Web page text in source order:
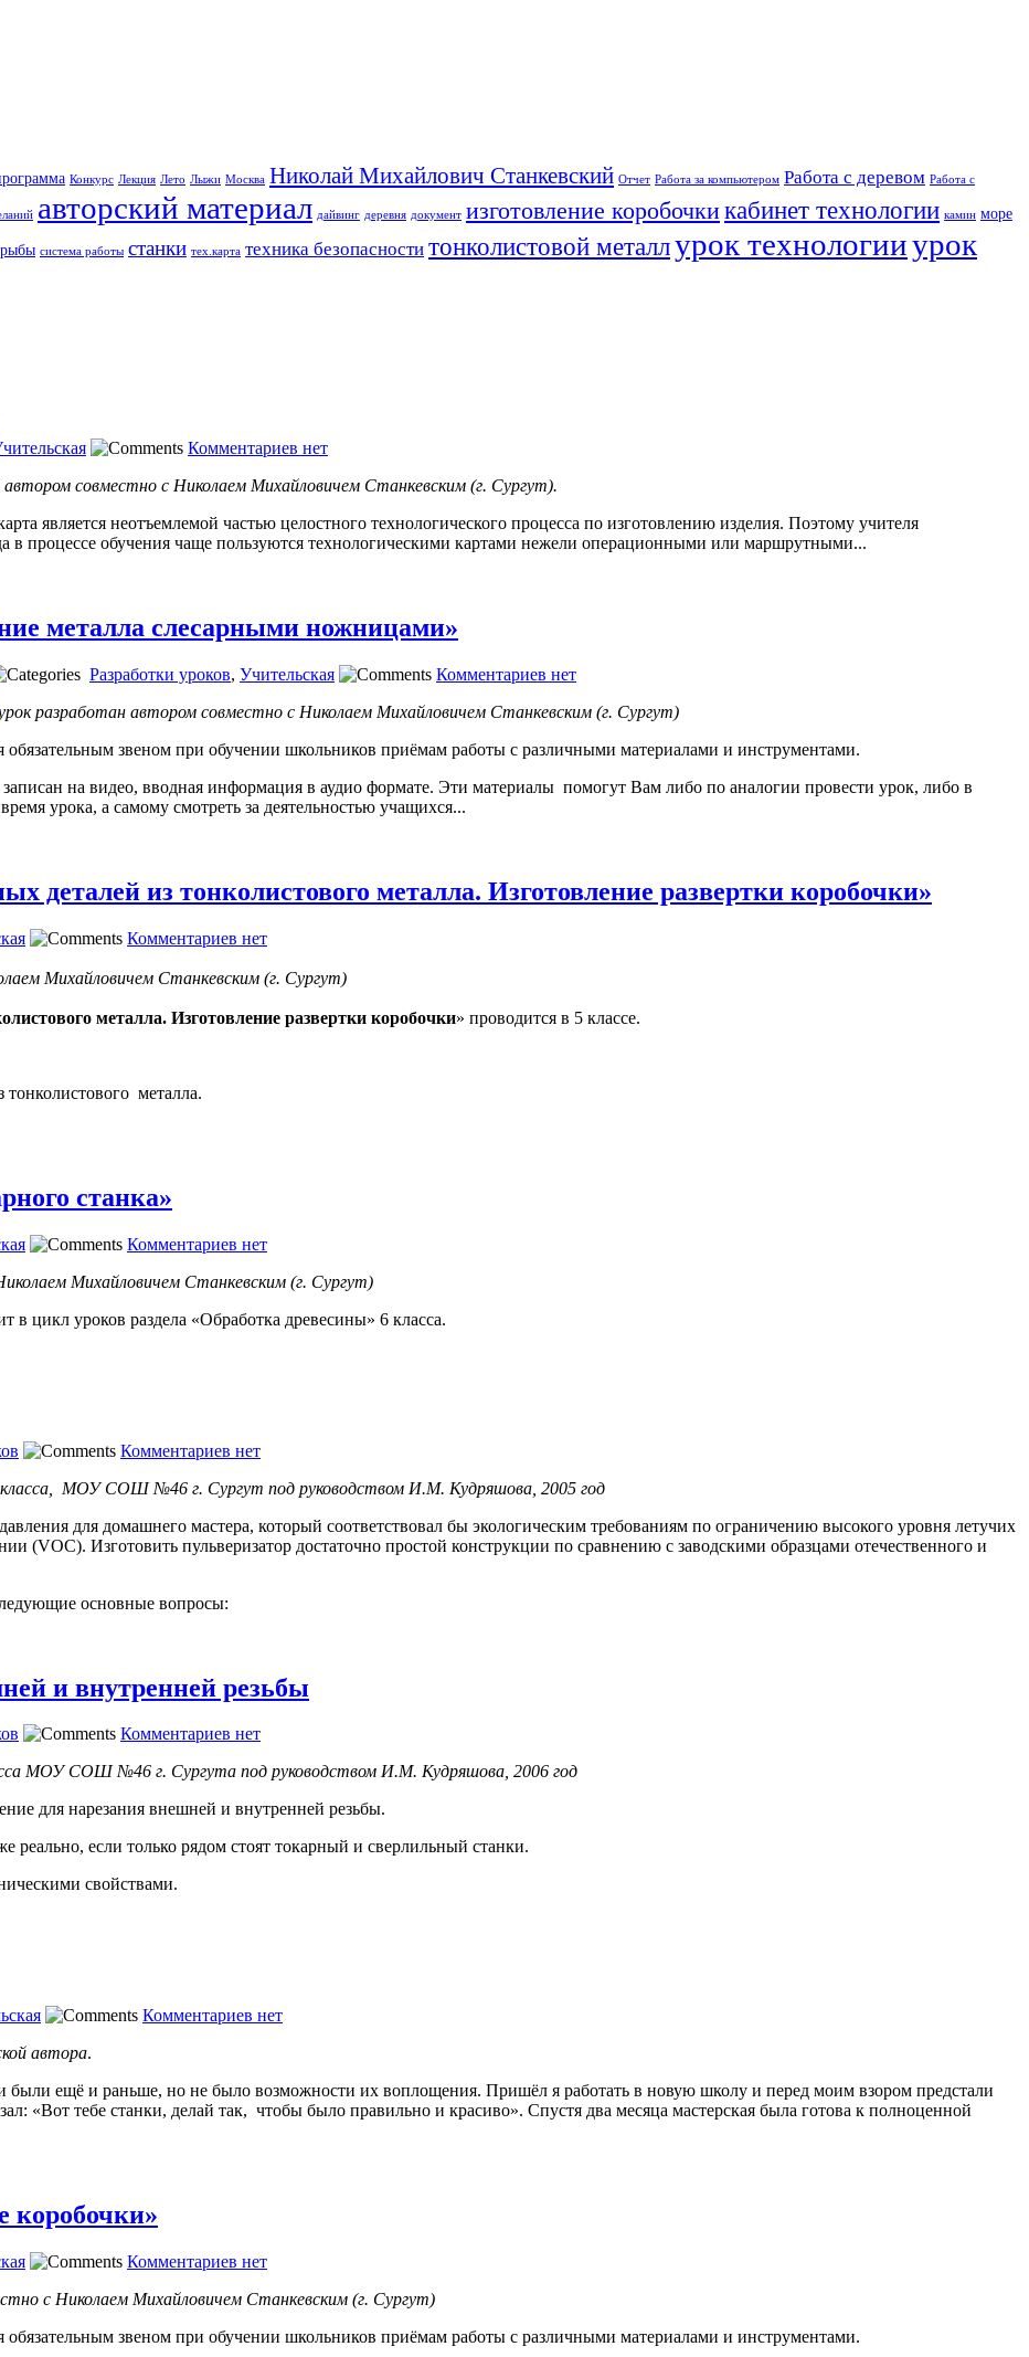
Конкурс Лекция Лето Лыжи Москва Николай Михайлович Станкевский Отчет Работа за компьютером Работа с деревом Работа с
авторский материал дайвинг деревня документ изготовление коробочкикабинет технологии камин море
рыбы система работы станки тех.карта техника безопасности тонколистовой металлурок технологииурок
Комментариев нет
автором совместно с Николаем Михайловичем Станкевским (г. Сургут).
является неотъемлемой частью целостного технологического процесса по изготовлению изделия. Поэтому учителя
в процессе обучения чаще пользуются технологическими картами нежели операционными или маршрутными...
металла слесарными ножницами»
Разработки уроков, Учительская
Комментариев нет
разработан автором совместно с Николаем Михайловичем Станкевским (г. Сургут)
обязательным звеном при обучении школьников приёмам работы с различными материалами и инструментами.
на видео, вводная информация в аудио формате. Эти материалы помогут Вам либо по аналогии провести урок, либо в
урока, а самому смотреть за деятельностью учащихся...
деталей из тонколистового металла. Изготовление развертки коробочки»
Комментариев нет
Михайловичем Станкевским (г. Сургут)
металла. Изготовление развертки коробочки» проводится в 5 классе.
металла.
станка»
Комментариев нет
Михайловичем Станкевским (г. Сургут)
в цикл уроков раздела «Обработка древесины» 6 класса.
Комментариев нет
класса, МОУ СОШ №46 г. Сургут под руководством И.М. Кудряшова, 2005 год
для домашнего мастера, который соответствовал бы экологическим требованиям по ограничению высокого уровня летучих
(VOC). Изготовить пульверизатор достаточно простой конструкции по сравнению с заводскими образцами отечественного и
основные вопросы:
и внутренней резьбы
Комментариев нет
МОУ СОШ №46 г. Сургута под руководством И.М. Кудряшова, 2006 год
для нарезания внешней и внутренней резьбы.
реально, если только рядом стоят токарный и сверлильный станки.
свойствами.
Комментариев нет
автора.
были ещё и раньше, но не было возможности их воплощения. Пришёл я работать в новую школу и перед моим взором предстали
«Вот тебе станки, делай так, чтобы было правильно и красиво». Спустя два месяца мастерская была готова к полноценной
коробочки»
Комментариев нет
с Николаем Михайловичем Станкевским (г. Сургут)
обязательным звеном при обучении школьников приёмам работы с различными материалами и инструментами.